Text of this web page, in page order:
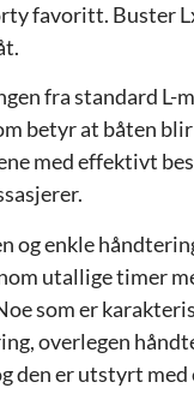
favoritt. Buster
fra standard L-
betyr at båten
med effektivt
og enkle
utallige timer
som er
overlegen
den er utstyrt med